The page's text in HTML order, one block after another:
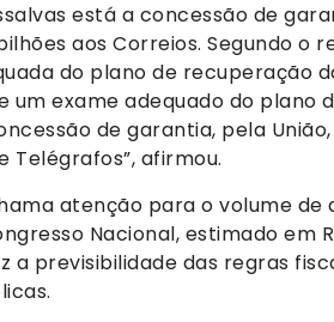
está a concessão de
aos Correios. Segundo o
do plano de recuperação
um exame adequado do plano
de garantia, pela
Telégrafos”, afirmou.
atenção para o volume de
Nacional, estimado em
a previsibilidade das regras